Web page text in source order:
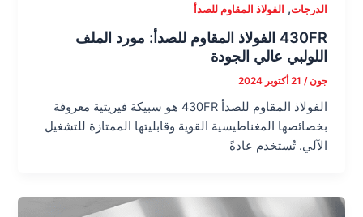
الدرجات, الفولاذ المقاوم للصدأ
430FR الفولاذ المقاوم للصدأ: مورد الملف
اللولبي عالي الجودة
جون/ 21 أكتوبر 2024
الفولاذ المقاوم للصدأ 430FR هو سبيكة فيريتية معروفة
بخصائصها المغناطيسية القوية وقابليتها الممتازة للتشغيل
الآلي. تُستخدم عادةً